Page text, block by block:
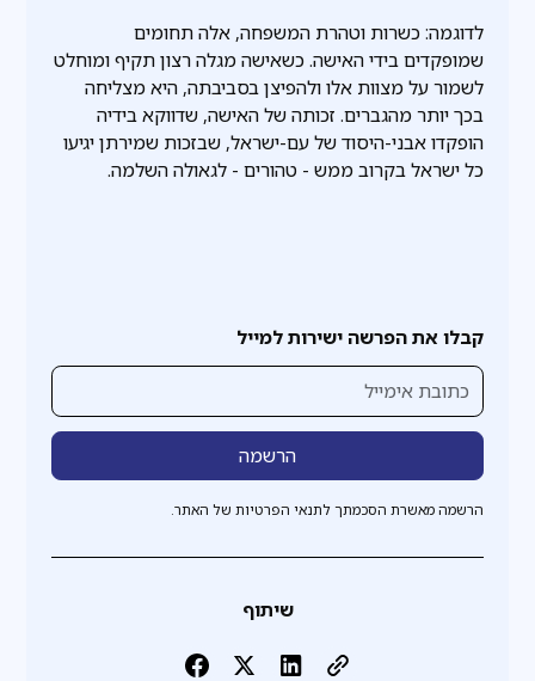
קבלו את הפרשה ישירות למייל
הרשמה מאשרת הסכמתך לתנאי הפרטיות של האתר.
שיתוף
לדוגמה: כשרות וטהרת המשפחה, אלה תחומים
שמופקדים בידי האישה. כשאישה מגלה רצון תקיף ומוחלט
לשמור על מצוות אלו ולהפיצן בסביבתה, היא מצליחה
בכך יותר מהגברים. זכותה של האישה, שדווקא בידיה
הופקדו אבני-היסוד של עם-ישראל, שבזכות שמירתן יגיעו
כל ישראל בקרוב ממש - טהורים - לגאולה השלמה.